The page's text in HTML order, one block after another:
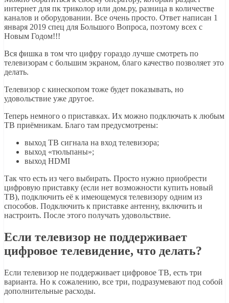
интернет для пк триколор или дом.ру, разница в количестве
каналов и оборудовании. Все очень просто. Ответ написан 1
января 2019 спец для Большого Вопроса, поэтому всех с
Новым Годом!!!
Вся фишка в том что цифру гораздо лучше смотреть по
телевизорам с большим экраном, благо качество позволяет это
делать.
Телевизор с кинескопом тоже будет показывать, но
удовольствие уже другое.
Теперь немного о приставках. Их можно подключать к любым
ТВ приёмникам. Благо там предусмотрены:
выход ТВ сигнала на вход телевизора;
выход «тюльпаны»;
выход HDMI
Так что есть из чего выбирать. Просто нужно приобрести
цифровую приставку (если нет возможности купить новый
ТВ), подключить её к имеющемуся телевизору одним из
способов. Подключить к приставке антенну, включить и
настроить. После этого получать удовольствие.
Если телевизор не поддерживает
цифровое телевидение, что делать?
Если телевизор не поддерживает цифровое ТВ, есть три
варианта. Но к сожалению, все три, подразумевают под собой
дополнительные расходы.